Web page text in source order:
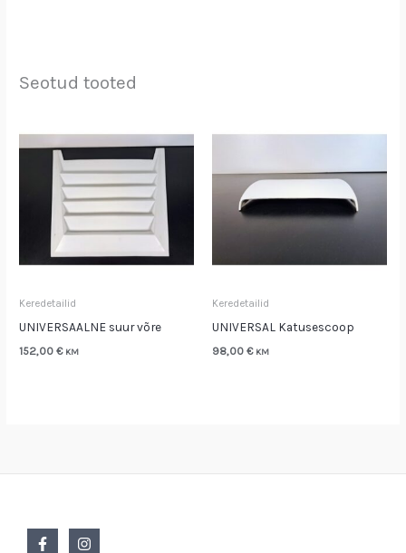
Seotud tooted
Keredetailid
UNIVERSAALNE suur võre
152,00€ KM
Keredetailid
UNIVERSAL Katusescoop
98,00 € KM